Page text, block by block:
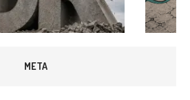
META